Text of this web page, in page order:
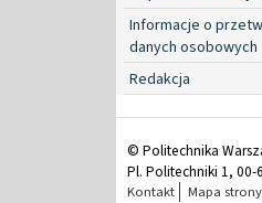
Informacje o
danych osobowych
Redakcja
© Politechnika
Pl. Politechniki 1,
Kontakt Mapa strony